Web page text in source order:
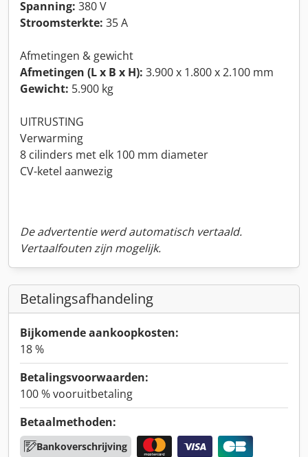
Spanning: 380 V
Stroomsterkte: 35 A
Afmetingen & gewicht
Afmetingen (L x B x H): 3.900 x 1.800 x 2.100 mm
Gewicht: 5.900 kg
UITRUSTING
Verwarming
8 cilinders met elk 100 mm diameter
CV-ketel aanwezig
De advertentie werd automatisch vertaald.
Vertaalfouten zijn mogelijk.
Betalingsafhandeling
Bijkomende aankoopkosten:
18 %
Betalingsvoorwaarden:
100 % vooruitbetaling
Betaalmethoden:
Bankoverschrijving